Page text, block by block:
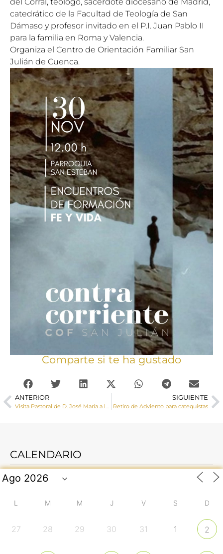
catedrático de la Facultad de Teología de San
Dámaso y profesor invitado en el P.I. Juan Pablo II
para la familia en Roma y Valencia.
Organiza el Centro de Orientación Familiar San
Julián de Cuenca.
Comparte si te ha gustado
ANTERIOR
Visita Pastoral de D. José María a las parroquias de Tresjuncos, Osa de la Vega y Los Hinojosos
SIGUIENTE
Retiro de Adviento para catequistas
CALENDARIO
L M M J V S D
27 28 29 30 31 1 2